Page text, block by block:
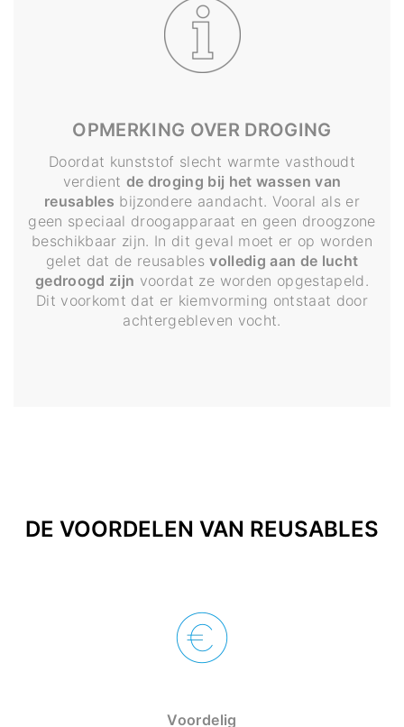
OPMERKING OVER DROGING
Doordat kunststof slecht warmte vasthoudt
verdient de droging bij het wassen van
reusables bijzondere aandacht. Vooral als er
geen speciaal droogapparaat en geen droogzone
beschikbaar zijn. In dit geval moet er op worden
gelet dat de reusablesvolledig aan de lucht
gedroogd zijn voordat ze worden opgestapeld.
Dit voorkomt dat er kiemvorming ontstaat door
achtergebleven vocht.
DE VOORDELEN VAN REUSABLES
Voordelig